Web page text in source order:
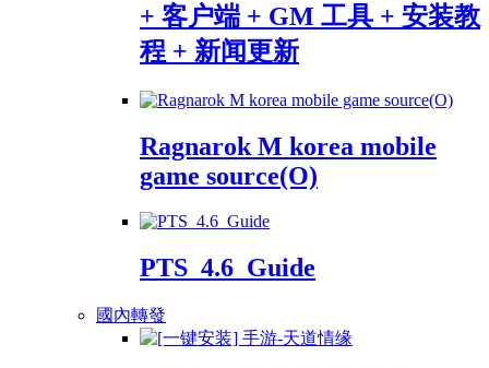
+ 客户端 + GM 工具 + 安装教
程 + 新闻更新
Ragnarok M korea mobile
game source(O)
PTS_4.6_Guide
國內轉發